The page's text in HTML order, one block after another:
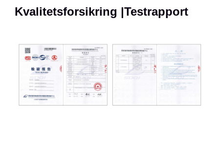
Kvalitetsforsikring |Testrapport